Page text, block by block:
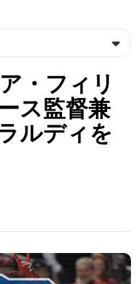
・フィリ
ス監督兼
ルディを